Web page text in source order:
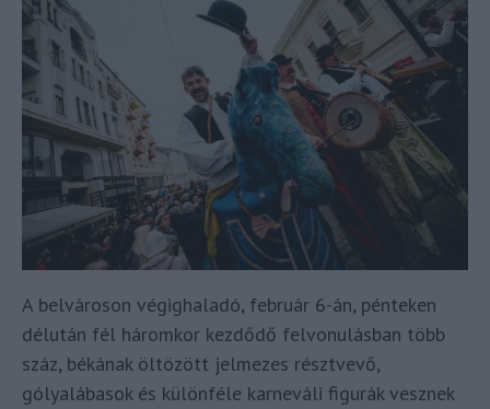
A belvároson végighaladó, február 6-án, pénteken
délután fél háromkor kezdődő felvonulásban több
száz, békának öltözött jelmezes résztvevő,
gólyalábasok és különféle karneváli figurák vesznek